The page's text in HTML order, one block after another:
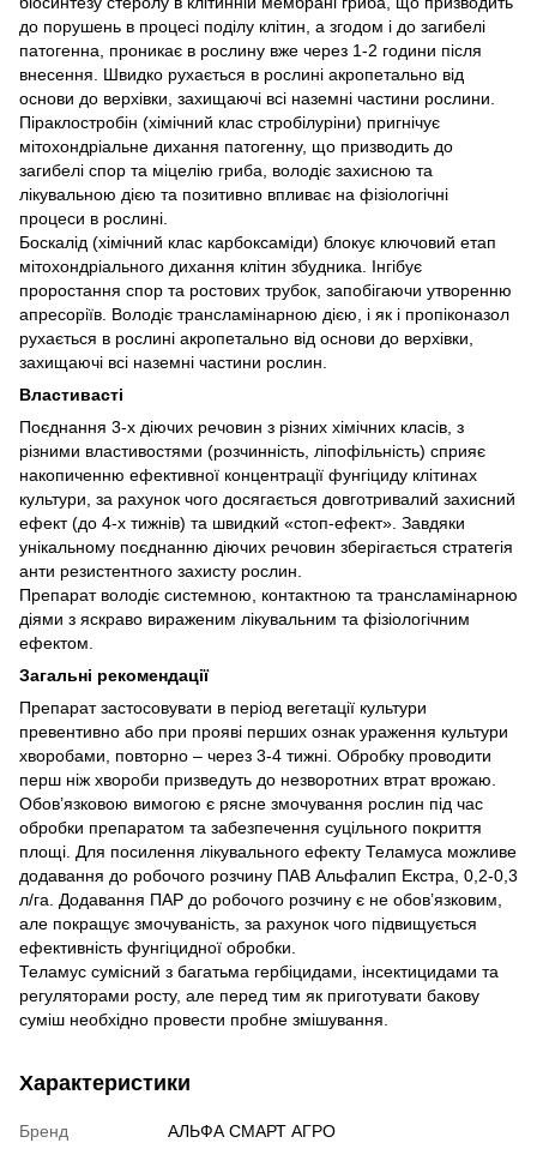
до порушень в процесі поділу клітин, а згодом і до загибелі
патогенна, проникає в рослину вже через 1-2 години після
внесення. Швидко рухається в рослині акропетально від
основи до верхівки, захищаючі всі наземні частини рослини.
Піраклостробін (хімічний клас стробілуріни) пригнічує
мітохондріальне дихання патогенну, що призводить до
загибелі спор та міцелію гриба, володіє захисною та
лікувальною дією та позитивно впливає на фізіологічні
процеси в рослині.
Боскалід (хімічний клас карбоксаміди) блокує ключовий етап
мітохондріального дихання клітин збудника. Інгібує
проростання спор та ростових трубок, запобігаючи утворенню
апресоріїв. Володіє трансламінарною дією, і як і пропіконазол
рухається в рослині акропетально від основи до верхівки,
захищаючі всі наземні частини рослин.
Властивасті
Поєднання 3-х діючих речовин з різних хімічних класів, з
різними властивостями (розчинність, ліпофільність) сприяє
накопиченню ефективної концентрації фунгіциду клітинах
культури, за рахунок чого досягається довготривалий захисний
ефект (до 4-х тижнів) та швидкий «стоп-ефект». Завдяки
унікальному поєднанню діючих речовин зберігається стратегія
анти резистентного захисту рослин.
Препарат володіє системною, контактною та трансламінарною
діями з яскраво вираженим лікувальним та фізіологічним
ефектом.
Загальні рекомендації
Препарат застосовувати в період вегетації культури
превентивно або при прояві перших ознак ураження культури
хворобами, повторно – через 3-4 тижні. Обробку проводити
перш ніж хвороби призведуть до незворотних втрат врожаю.
Обов’язковою вимогою є рясне змочування рослин під час
обробки препаратом та забезпечення суцільного покриття
площі. Для посилення лікувального ефекту Теламуса можливе
додавання до робочого розчину ПАВ Альфалип Екстра, 0,2-0,3
л/га. Додавання ПАР до робочого розчину є не обов’язковим,
але покращує змочуваність, за рахунок чого підвищується
ефективність фунгіцидної обробки.
Теламус сумісний з багатьма гербіцидами, інсектицидами та
регуляторами росту, але перед тим як приготувати бакову
суміш необхідно провести пробне змішування.
Характеристики
Бренд АЛЬФА СМАРТ АГРО